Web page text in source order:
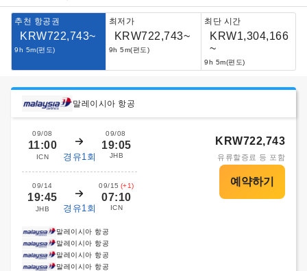
추천 항공권
KRW722,743~
9h 5m(편도)
최저가
KRW722,743~
9h 5m(편도)
최단 시간
KRW1,304,166
~
9h 5m(편도)
말레이시아 항공
09/08
11:00
ICN 경유1회
09/08
19:05
JHB
09/14
19:45
JHB 경유1회
09/15 (+1)
07:10
ICN
KRW722,743
유류할증료 등 포함
말레이시아 항공
말레이시아 항공
말레이시아 항공
말레이시아 항공